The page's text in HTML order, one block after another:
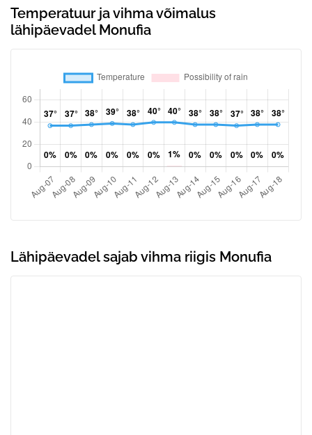
Temperatuur ja vihma võimalus
lähipäevadel Monufia
Lähipäevadel sajab vihma riigis Monufia